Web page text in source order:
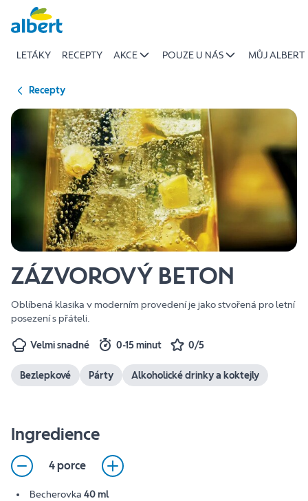
Přeskočit
LETÁKY RECEPTY AKCE POUZE U NÁS MŮJ ALBERT
Recepty
ZÁZVOROVÝ BETON
Oblíbená klasika v moderním provedení je jako stvořená pro letní
posezení s přáteli.
Velmi snadné 0-15 minut 0/5
Bezlepkové Párty Alkoholické drinky a koktejly
Ingredience
4 porce
Becherovka 40 ml